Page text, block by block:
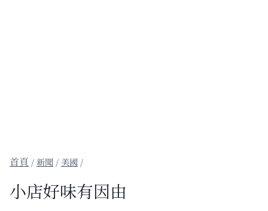
/新聞 / 美國 /
小店好味有因由